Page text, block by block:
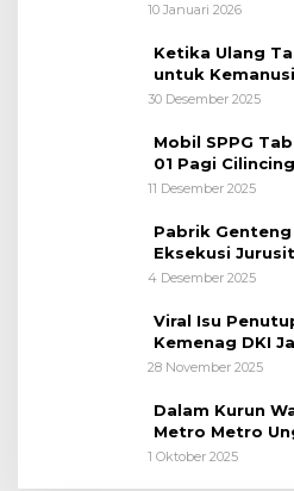
10 Januari 2026
Ketika Ulang
untuk
30 Desember 2025
Mobil SPPG
01 Pagi
11 Desember 2025
Pabrik
Eksekusi
Tangerang,
4 Desember 2025
Viral Isu
Kemenag DKI
28 November 2025
Dalam Kurun
Metro Metro
1 Oktober 2025